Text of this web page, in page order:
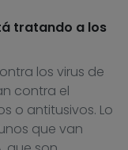
tratando a los
los virus de
contra el
o antitusivos. Lo
que van